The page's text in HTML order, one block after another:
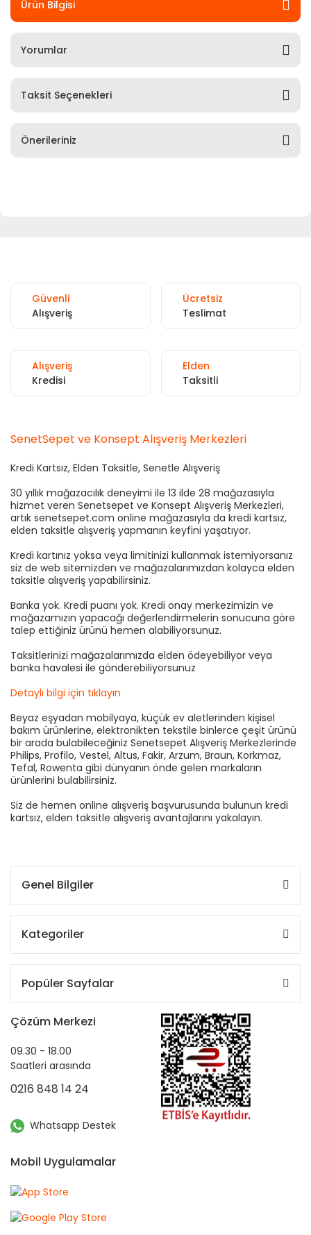
Ürün Bilgisi
Yorumlar
Taksit Seçenekleri
Önerileriniz
Güvenli
Alışveriş
Ücretsiz
Teslimat
Alışveriş
Kredisi
Elden
Taksitli
SenetSepet ve Konsept Alışveriş Merkezleri
Kredi Kartsız, Elden Taksitle, Senetle Alışveriş
30 yıllık mağazacılık deneyimi ile 13 ilde 28 mağazasıyla
hizmet veren Senetsepet ve Konsept Alışveriş Merkezleri,
artık senetsepet.com online mağazasıyla da kredi kartsız,
elden taksitle alışveriş yapmanın keyfini yaşatıyor.
Kredi kartınız yoksa veya limitinizi kullanmak istemiyorsanız
siz de web sitemizden ve mağazalarımızdan kolayca elden
taksitle alışveriş yapabilirsiniz.
Banka yok. Kredi puanı yok. Kredi onay merkezimizin ve
mağazamızın yapacağı değerlendirmelerin sonucuna göre
talep ettiğiniz ürünü hemen alabiliyorsunuz.
Taksitlerinizi mağazalarımızda elden ödeyebiliyor veya
banka havalesi ile gönderebiliyorsunuz
Detaylı bilgi için tıklayın
Beyaz eşyadan mobilyaya, küçük ev aletlerinden kişisel
bakım ürünlerine, elektronikten tekstile binlerce çeşit ürünü
bir arada bulabileceğiniz Senetsepet Alışveriş Merkezlerinde
Philips, Profilo, Vestel, Altus, Fakir, Arzum, Braun, Korkmaz,
Tefal, Rowenta gibi dünyanın önde gelen markaların
ürünlerini bulabilirsiniz.
Siz de hemen online alışveriş başvurusunda bulunun kredi
kartsız, elden taksitle alışveriş avantajlarını yakalayın.
Genel Bilgiler
Kategoriler
Popüler Sayfalar
Çözüm Merkezi
09.30 - 18.00
Saatleri arasında
0216 848 14 24
Whatsapp Destek
Mobil Uygulamalar